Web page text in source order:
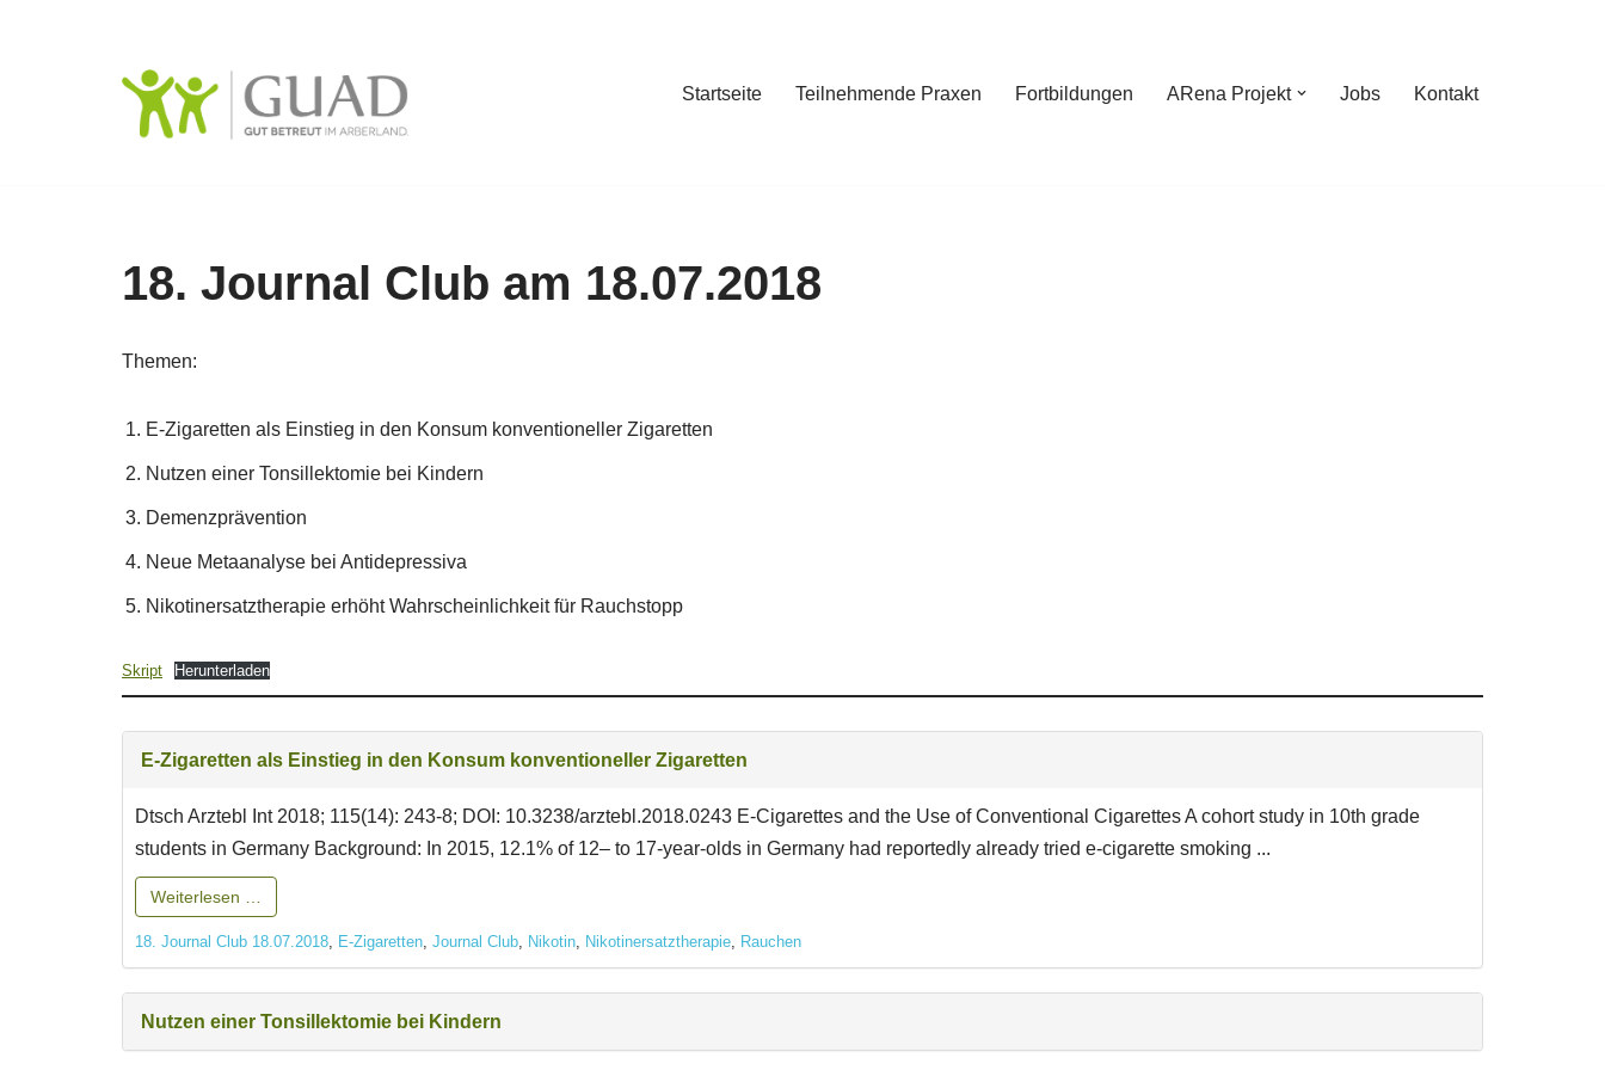
Startseite Teilnehmende Praxen Fortbildungen ARena Projekt Jobs Kontakt
18. Journal Club am 18.07.2018
Themen:
E-Zigaretten als Einstieg in den Konsum konventioneller Zigaretten
Nutzen einer Tonsillektomie bei Kindern
Demenzprävention
Neue Metaanalyse bei Antidepressiva
Nikotinersatztherapie erhöht Wahrscheinlichkeit für Rauchstopp
Skript Herunterladen
E-Zigaretten als Einstieg in den Konsum konventioneller Zigaretten
Dtsch Arztebl Int 2018; 115(14): 243-8; DOI: 10.3238/arztebl.2018.0243 E-Cigarettes and the Use of Conventional Cigarettes A cohort study in 10th grade
students in Germany Background: In 2015, 12.1% of 12– to 17-year-olds in Germany had reportedly already tried e-cigarette smoking ...
Weiterlesen …
18. Journal Club 18.07.2018, E-Zigaretten, Journal Club, Nikotin, Nikotinersatztherapie, Rauchen
Nutzen einer Tonsillektomie bei Kindern